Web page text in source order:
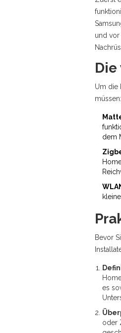
und vor
Um die
müssen:
dem
Bevor
es
oder